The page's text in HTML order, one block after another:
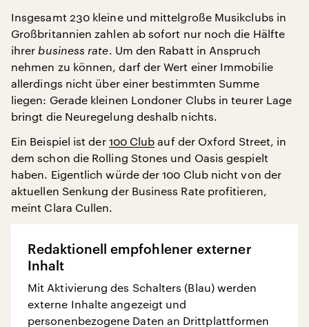
Insgesamt 230 kleine und mittelgroße Musikclubs in
Großbritannien zahlen ab sofort nur noch die Hälfte
ihrer business rate. Um den Rabatt in Anspruch
nehmen zu können, darf der Wert einer Immobilie
allerdings nicht über einer bestimmten Summe
liegen: Gerade kleinen Londoner Clubs in teurer Lage
bringt die Neuregelung deshalb nichts.
Ein Beispiel ist der 100 Club auf der Oxford Street, in
dem schon die Rolling Stones und Oasis gespielt
haben. Eigentlich würde der 100 Club nicht von der
aktuellen Senkung der Business Rate profitieren,
meint Clara Cullen.
Redaktionell empfohlener externer
Inhalt
Mit Aktivierung des Schalters (Blau) werden
externe Inhalte angezeigt und
personenbezogene Daten an Drittplattformen